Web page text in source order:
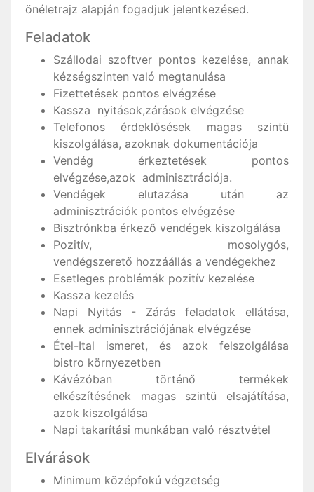
önéletrajz alapján fogadjuk jelentkezésed.
Feladatok
Szállodai szoftver pontos kezelése, annak
kézségszinten való megtanulása
Fizettetések pontos elvégzése
Kassza nyitások,zárások elvégzése
Telefonos érdeklősések magas szintü
kiszolgálása, azoknak dokumentációja
Vendég érkeztetések pontos
elvégzése,azok adminisztrációja.
Vendégek elutazása után az
adminisztrációk pontos elvégzése
Bisztrónkba érkező vendégek kiszolgálása
Pozitív, mosolygós,
vendégszerető hozzáállás a vendégekhez
Esetleges problémák pozitív kezelése
Kassza kezelés
Napi Nyitás - Zárás feladatok ellátása,
ennek adminisztrációjának elvégzése
Étel-Ital ismeret, és azok felszolgálása
bistro környezetben
Kávézóban történő termékek
elkészítésének magas szintü elsajátítása,
azok kiszolgálása
Napi takarítási munkában való résztvétel
Elvárások
Minimum középfokú végzetség